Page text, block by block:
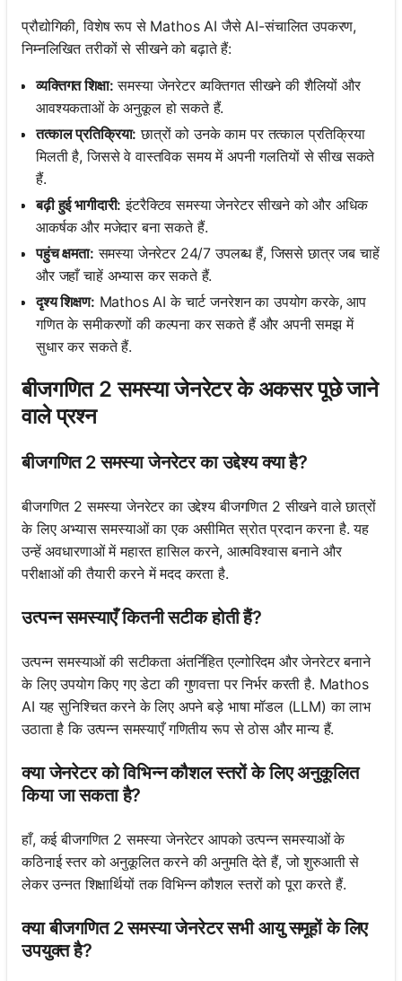
प्रौद्योगिकी, विशेष रूप से Mathos AI जैसे AI-संचालित उपकरण,
निम्नलिखित तरीकों से सीखने को बढ़ाते हैं:
व्यक्तिगत शिक्षा: समस्या जेनरेटर व्यक्तिगत सीखने की शैलियों और
आवश्यकताओं के अनुकूल हो सकते हैं.
तत्काल प्रतिक्रिया: छात्रों को उनके काम पर तत्काल प्रतिक्रिया
मिलती है, जिससे वे वास्तविक समय में अपनी गलतियों से सीख सकते
हैं.
बढ़ी हुई भागीदारी: इंटरैक्टिव समस्या जेनरेटर सीखने को और अधिक
आकर्षक और मजेदार बना सकते हैं.
पहुंच क्षमता: समस्या जेनरेटर 24/7 उपलब्ध हैं, जिससे छात्र जब चाहें
और जहाँ चाहें अभ्यास कर सकते हैं.
दृश्य शिक्षण: Mathos AI के चार्ट जनरेशन का उपयोग करके, आप
गणित के समीकरणों की कल्पना कर सकते हैं और अपनी समझ में
सुधार कर सकते हैं.
बीजगणित 2 समस्या जेनरेटर के अकसर पूछे जाने
वाले प्रश्न
बीजगणित 2 समस्या जेनरेटर का उद्देश्य क्या है?
बीजगणित 2 समस्या जेनरेटर का उद्देश्य बीजगणित 2 सीखने वाले छात्रों
के लिए अभ्यास समस्याओं का एक असीमित स्रोत प्रदान करना है. यह
उन्हें अवधारणाओं में महारत हासिल करने, आत्मविश्वास बनाने और
परीक्षाओं की तैयारी करने में मदद करता है.
उत्पन्न समस्याएँ कितनी सटीक होती हैं?
उत्पन्न समस्याओं की सटीकता अंतर्निहित एल्गोरिदम और जेनरेटर बनाने
के लिए उपयोग किए गए डेटा की गुणवत्ता पर निर्भर करती है. Mathos
AI यह सुनिश्चित करने के लिए अपने बड़े भाषा मॉडल (LLM) का लाभ
उठाता है कि उत्पन्न समस्याएँ गणितीय रूप से ठोस और मान्य हैं.
क्या जेनरेटर को विभिन्न कौशल स्तरों के लिए अनुकूलित
किया जा सकता है?
हाँ, कई बीजगणित 2 समस्या जेनरेटर आपको उत्पन्न समस्याओं के
कठिनाई स्तर को अनुकूलित करने की अनुमति देते हैं, जो शुरुआती से
लेकर उन्नत शिक्षार्थियों तक विभिन्न कौशल स्तरों को पूरा करते हैं.
क्या बीजगणित 2 समस्या जेनरेटर सभी आयु समूहों के लिए
उपयुक्त है?